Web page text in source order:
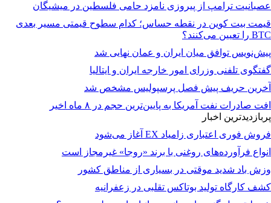
عصبانیت ترامپ از پیروزی نامزد حامی فلسطین در میشیگان
قیمت بیت کوین در نقطه حساس؛ کدام سطوح قیمتی مسیر بعدی
BTC را تعیین می‌کنند؟
پیش‌نویس توافق میان ایران و عمان نهایی شد
گفتگوی تلفنی وزرای امور خارجه ایران و ایتالیا
آخرین حریف پیش فصل پرسپولیس مشخص شد
افت صادرات نفت آمریکا به پایین‌ترین حجم در ۸ ماه اخیر
پربازدیدترین اخبار
فروش فوری اعتباری زامیاد EX آغاز می‌شود
انواع فرآورده‌های روغنی با برند «روجا» غیرمجاز است
وزش باد شدید موقتی در بسیاری از مناطق کشور
کشف کارگاه تولید بوتاکس تقلبی در زعفرانیه